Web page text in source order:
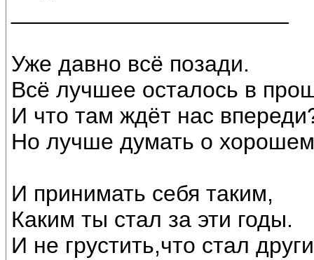
Уже давно всё позади.
Всё лучшее осталось в
И что там ждёт нас
Но лучше думать о хорошем
И принимать себя таким,
Каким ты стал за эти годы.
И не грустить,что стал